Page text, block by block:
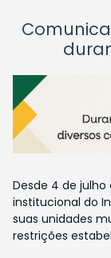
Desde 4 de
institucional do
suas unidades
restrições